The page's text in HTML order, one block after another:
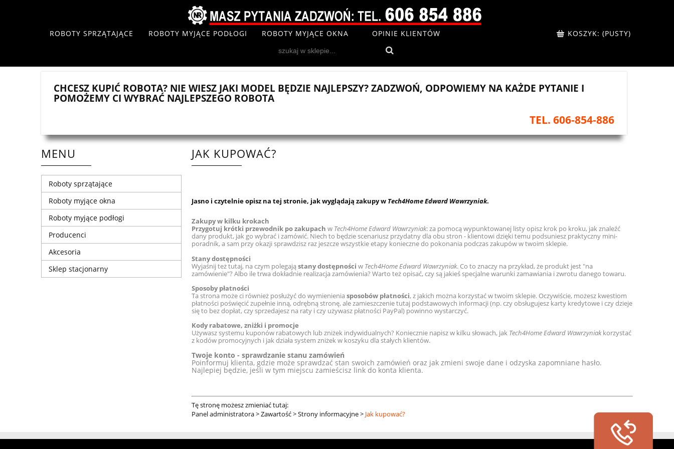
ROBOTY SPRZĄTAJĄCE ROBOTY MYJĄCE PODŁOGI ROBOTY MYJĄCE OKNA OPINIE KLIENTÓW KOSZYK: (PUSTY)
CHCESZ KUPIĆ ROBOTA? NIE WIESZ JAKI MODEL BĘDZIE NAJLEPSZY? ZADZWOŃ, ODPOWIEMY NA KAŻDE PYTANIE I
POMOŻEMY CI WYBRAĆ NAJLEPSZEGO ROBOTA
TEL. 606-854-886
MENU
Roboty sprzątające
Roboty myjące okna
Roboty myjące podłogi
Producenci
Akcesoria
Sklep stacjonarny
JAK KUPOWAĆ?
Jasno i czytelnie opisz na tej stronie, jak wyglądają zakupy w Tech4Home Edward Wawrzyniak.
Zakupy w kilku krokach
Przygotuj krótki przewodnik po zakupach w Tech4Home Edward Wawrzyniak: za pomocą wypunktowanej listy opisz krok po kroku, jak znaleźć
dany produkt, jak go wybrać i zamówić. Niech to będzie scenariusz przydatny dla obu stron - klientowi dzięki temu podsuniesz praktyczny mini-
poradnik, a sam przy okazji sprawdzisz raz jeszcze wszystkie etapy konieczne do pokonania podczas zakupów w twoim sklepie.
Stany dostępności
Wyjaśnij też tutaj, na czym polegają stany dostępności w Tech4Home Edward Wawrzyniak. Co to znaczy na przykład, że produkt jest "na
zamówienie"? Albo ile trwa dokładnie realizacja zamówienia? Warto też opisać, czy są jakieś specjalne warunki zamawiania i zwrotu danego towaru.
Sposoby płatności
Ta strona może ci również posłużyć do wymienienia sposobów płatności, z jakich można korzystać w twoim sklepie. Oczywiście, możesz kwestiom
płatności poświęcić zupełnie inną, odrębną stronę, ale zamieszczenie tutaj podstawowych informacji (np. czy obsługujesz karty kredytowe i czy dzieje
się to bez dopłat, czy sprzedajesz na raty i czy używasz płatności PayPal) powinno wystarczyć.
Kody rabatowe, zniżki i promocje
Używasz systemu kuponów rabatowych lub zniżek indywidualnych? Koniecznie napisz w kilku słowach, jak Tech4Home Edward Wawrzyniakkorzystać
z kodów promocyjnych i jak działa system zniżek w koszyku dla stałych klientów.
Twoje konto - sprawdzanie stanu zamówień
Poinformuj klienta, gdzie może sprawdzać stan swoich zamówień oraz jak zmieni swoje dane i odzyska zapomniane hasło.
Najlepiej będzie, jeśli w tym miejscu zamieścisz link do konta klienta.
Tę stronę możesz zmieniać tutaj:
Panel administratora > Zawartość > Strony informacyjne > Jak kupować?